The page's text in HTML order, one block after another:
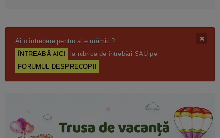
Ai o întrebare pentru alte mămici?
ÎNTREABĂ AICI
la rubrica de întrebări SAU pe
FORUMUL DESPRECOPII